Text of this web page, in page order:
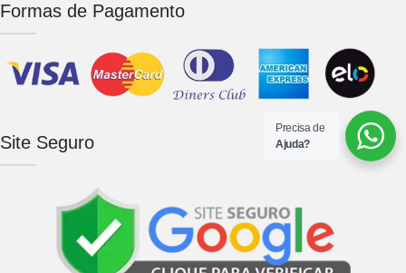
Formas de Pagamento
Site Seguro
Precisa de
Ajuda?